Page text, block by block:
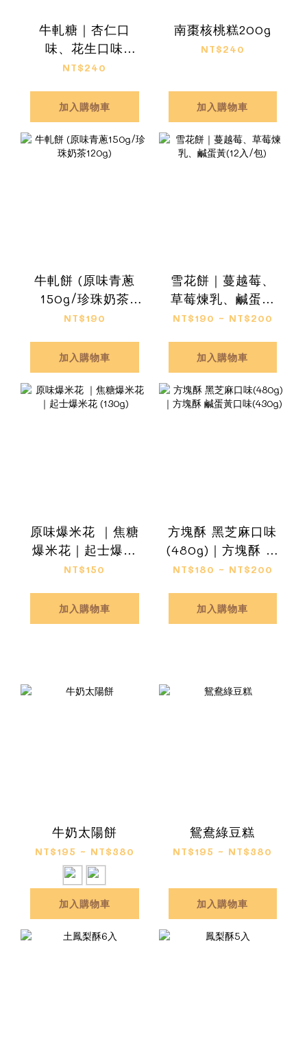
牛軋糖｜杏仁口
味、花生口味
(200g)
NT$240
加入購物車
南棗核桃糕200g
NT$240
加入購物車
牛軋餅 (原味青蔥
150g/珍珠奶茶
120g)
NT$190
加入購物車
雪花餅｜蔓越莓、
草莓煉乳、鹹蛋黃
(12入/包)
NT$190 ~ NT$200
加入購物車
原味爆米花 ｜焦糖
爆米花｜起士爆米
花 (130g)
NT$150
加入購物車
方塊酥 黑芝麻口味
(480g)｜方塊酥 鹹
蛋黃口味(430g)
NT$180 ~ NT$200
加入購物車
牛奶太陽餅
NT$195 ~ NT$380
加入購物車
鴛鴦綠豆糕
NT$195 ~ NT$380
加入購物車